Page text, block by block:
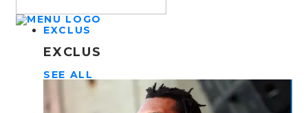
EXCLUS
EXCLUS
SEE ALL